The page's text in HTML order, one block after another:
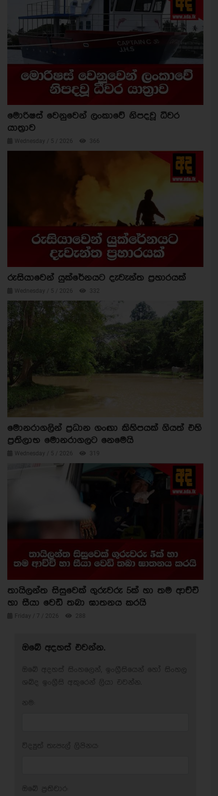
මොරිෂස් වෙනුවෙන් ලංකාවේ නිපදවූ ධීවර
යාත්‍රාව
Wednesday / 5 / 2026 366
රුසියාවෙන් යුක්රේනයට දැවැන්ත ප්‍රහාරයක්
Wednesday / 5 / 2026 332
මොනරාගලින් ප්‍රධාන ගංඟා කිහිපයක් ගියත් එහි
ප්‍රතිලාභ මොනරාගලට නෙමෙයි
Wednesday / 5 / 2026 319
තායිලන්ත සිසුවෙක් ගුරුවරු 5ක් හා තම ආච්චි
හා සීයා වෙඩි තබා ඝාතනය කරයි
Friday / 7 / 2026 288
ඔබේ අදහස් එවන්න.